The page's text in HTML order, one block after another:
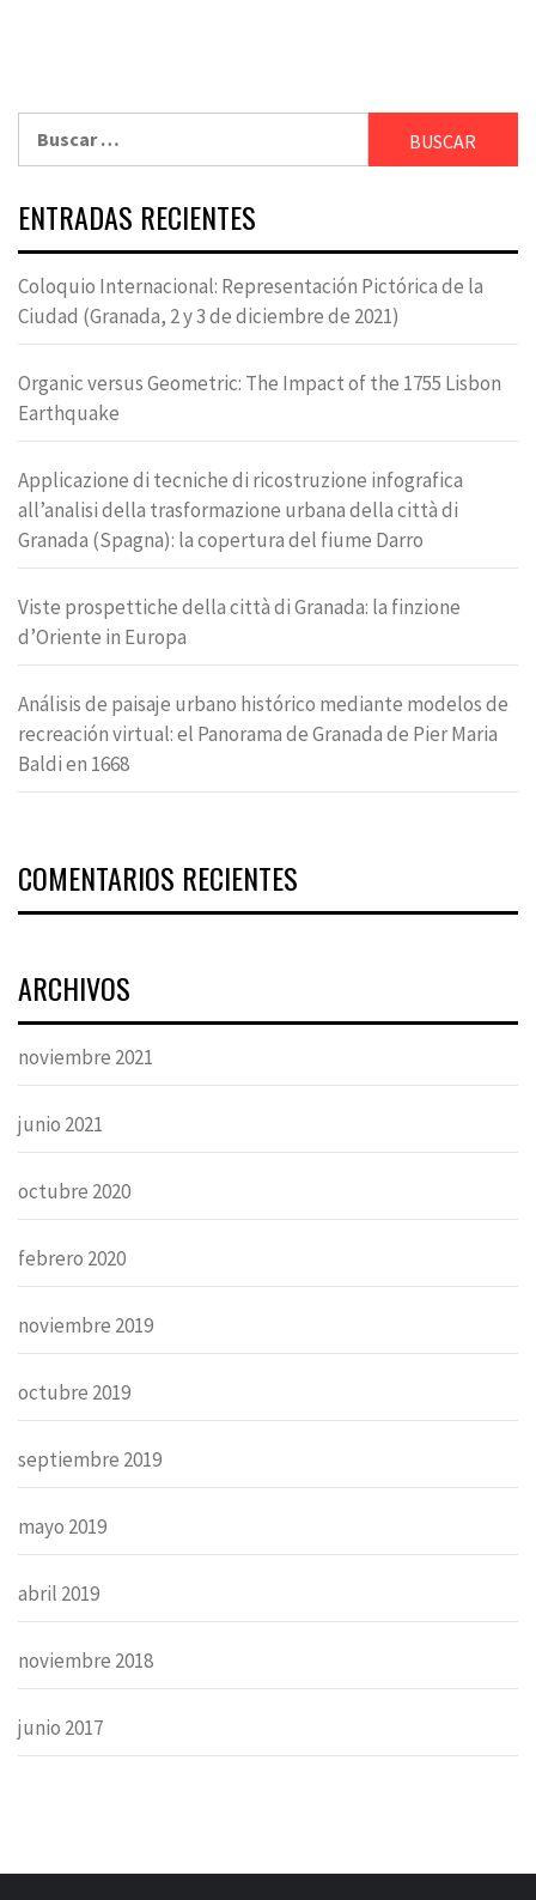
ENTRADAS RECIENTES
Coloquio Internacional: Representación Pictórica de la
Ciudad (Granada, 2 y 3 de diciembre de 2021)
Organic versus Geometric: The Impact of the 1755 Lisbon
Earthquake
Applicazione di tecniche di ricostruzione infografica
all’analisi della trasformazione urbana della città di
Granada (Spagna): la copertura del fiume Darro
Viste prospettiche della città di Granada: la finzione
d’Oriente in Europa
Análisis de paisaje urbano histórico mediante modelos de
recreación virtual: el Panorama de Granada de Pier Maria
Baldi en 1668
COMENTARIOS RECIENTES
ARCHIVOS
noviembre 2021
junio 2021
octubre 2020
febrero 2020
noviembre 2019
octubre 2019
septiembre 2019
mayo 2019
abril 2019
noviembre 2018
junio 2017